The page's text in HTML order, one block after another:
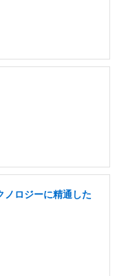
ノロジーに精通した